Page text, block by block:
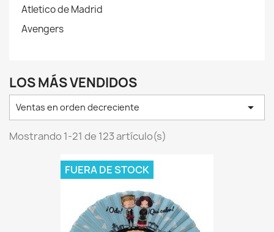
Atletico de Madrid
Avengers
LOS MÁS VENDIDOS
Ventas en orden decreciente 
Mostrando 1-21 de 123 artículo(s)
FUERA DE STOCK